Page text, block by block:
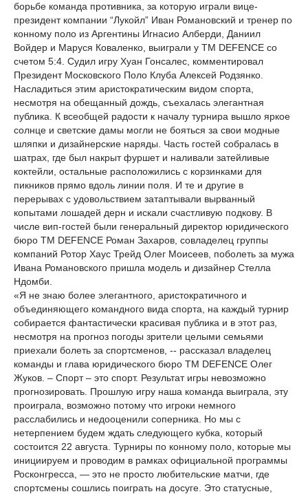
борьбе команда противника, за которую играли вице-
президент компании “Лукойл” Иван Романовский и тренер по
конному поло из Аргентины Игнасио Алберди, Даниил
Войдер и Маруся Коваленко, выиграли у TM DEFENCE со
счетом 5:4. Судил игру Хуан Гонсалес, комментировал
Президент Московского Поло Клуба Алексей Родзянко.
Насладиться этим аристократическим видом спорта,
несмотря на обещанный дождь, съехалась элегантная
публика. К всеобщей радости к началу турнира вышло яркое
солнце и светские дамы могли не бояться за свои модные
шляпки и дизайнерские наряды. Часть гостей собралась в
шатрах, где был накрыт фуршет и наливали затейливые
коктейли, остальные расположились с корзинками для
пикников прямо вдоль линии поля. И те и другие в
перерывах с удовольствием затаптывали вырванный
копытами лошадей дерн и искали счастливую подкову. В
числе вип-гостей были генеральный директор юридического
бюро TM DEFENCE Роман Захаров, совладелец группы
компаний Ротор Хаус Трейд Олег Моисеев, поболеть за мужа
Ивана Романовского пришла модель и дизайнер Стелла
Ндомби.
«Я не знаю более элегантного, аристократичного и
объединяющего командного вида спорта, на каждый турнир
собирается фантастически красивая публика и в этот раз,
несмотря на прогноз погоды зрители целыми семьями
приехали болеть за спортсменов, -- рассказал владелец
команды и глава юридического бюро TM DEFENCE Олег
Жуков. – Спорт – это спорт. Результат игры невозможно
прогнозировать. Прошлую игру наша команда выиграла, эту
проиграла, возможно потому что игроки немного
расслабились и недооценили соперника. Но мы с
нетерпением будем ждать следующего кубка, который
состоится 22 августа. Турниры по конному поло, которые мы
инициируем и проводим в рамках официальной программы
Росконгресса, — это не просто любительские матчи, где
спортсмены сошлись поиграть на досуге. Это статусные,